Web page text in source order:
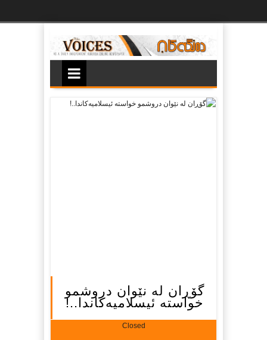
گۆڕان لە نێوان دروشمو
خواستە ئیسلامیەکاندا..!
Closed